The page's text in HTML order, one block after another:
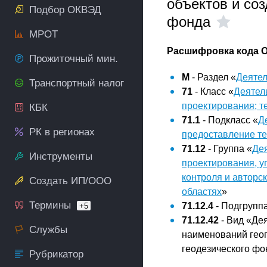
Подбор ОКВЭД
МРОТ
Прожиточный мин.
Транспортный налог
КБК
РК в регионах
Инструменты
Создать ИП/ООО
Термины +5
Службы
Рубрикатор
объектов и
фонда
Расшифровка кода
M - Раздел «
71 - Класс «
проектирования;
71.1 - Подкласс «
предоставление
71.12 - Группа «
проектирования,
контроля и
областях»
71.12.4 -
71.12.42 - Вид
наименований
геодезического